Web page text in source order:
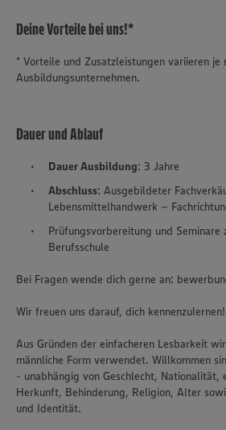
Deine Vorteile bei uns!*
* Vorteile und Zusatzleistungen variieren je
Ausbildungsunternehmen.
Dauer und Ablauf
Dauer Ausbildung: 3 Jahre
Abschluss: Ausgebildeter
Lebensmittelhandwerk –
Prüfungsvorbereitung und Seminare
Berufsschule
Bei Fragen wende dich gerne an:
Wir freuen uns darauf, dich kennenzulernen!
Aus Gründen der einfacheren Lesbarkeit
männliche Form verwendet. Willkommen
- unabhängig von Geschlecht, Nationalität,
Herkunft, Behinderung, Religion, Alter
und Identität.